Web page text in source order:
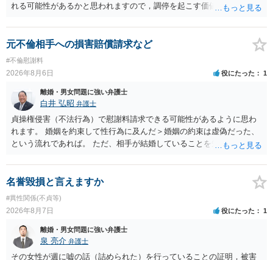
れる可能性があるかと思われますので，調停を起こす価値はあるよう
は調停が成立するということはないため，相手が合意するメリットを
だしてでも調停で終わらせるよう努めるのか，裁判離婚を見据えて調
停での離婚に固執しないかいずれかの対応は必要となるかと思われま
す。 お一人で対応するのは難しい側面もありますので弁護士を立てる
ことを検討されると良いかと思われます。
元不倫相手への損害賠償請求など
#不倫慰謝料
2026年8月6日 役にたった 1
離婚・男女問題に強い弁護士
白井 弘昭 弁護士
貞操権侵害（不法行為）で慰謝料請求できる可能性があるように思わ
れます。 婚姻を約束して性行為に及んだ＞婚姻の約束は虚偽だった、
という流れであれば。 ただ、相手が結婚していることを知って行為に
性も認められそうですので、あまり慰謝料は高額にならないように思
われます。 一度、最寄りの弁護士に相談してみてください。
名誉毀損と言えますか
#異性関係(不貞等)
2026年8月7日 役にたった 1
離婚・男女問題に強い弁護士
泉 亮介 弁護士
その女性が週に嘘の話（詰められた）を行っていることの証明，被害